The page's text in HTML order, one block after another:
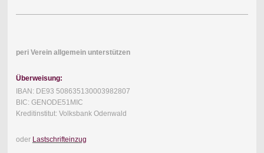
peri Verein allgemein unterstützen
Überweisung:
IBAN: DE93 508635130003982807
BIC: GENODE51MIC
Kreditinstitut: Volksbank Odenwald
oder Lastschrifteinzug